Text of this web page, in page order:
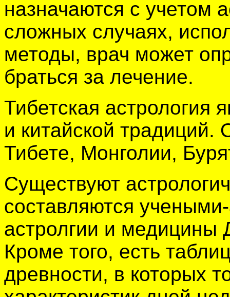
назначаются с учетом
сложных случаях,
методы, врач может
браться за лечение.
Тибетская астрология
и китайской традиций.
Тибете, Монголии,
Существуют
составляются
астролгии и
Кроме того, есть
древности, в которых